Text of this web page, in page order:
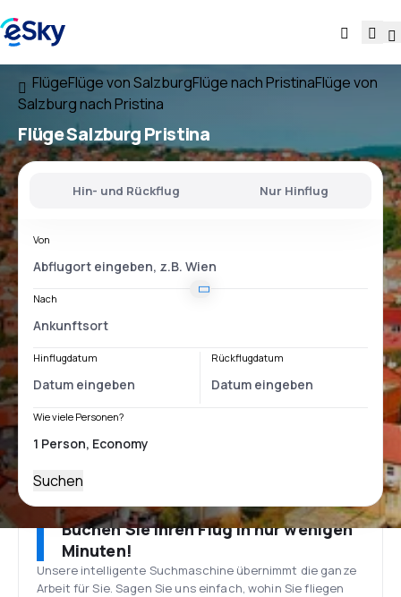
FlügeFlüge von SalzburgFlüge nach PristinaFlüge von
Salzburg nach Pristina
FlügeSalzburg Pristina
Hin- und Rückflug Nur Hinflug
Von
Nach
Hinflugdatum Rückflugdatum
Wie viele Personen?
Suchen
Buchen Sie Ihren Flug in nur wenigen
Minuten!
Unsere intelligente Suchmaschine übernimmt die ganze
Arbeit für Sie. Sagen Sie uns einfach, wohin Sie fliegen